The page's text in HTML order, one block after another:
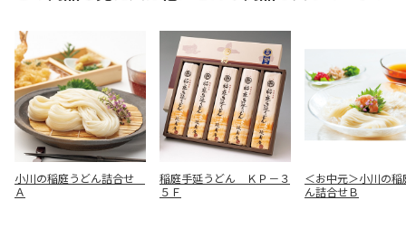
小川の稲庭うどん詰合せ
Ａ
稲庭手延うどん ＫＰ－３
５Ｆ
＜お中元＞小川の稲
ん詰合せＢ